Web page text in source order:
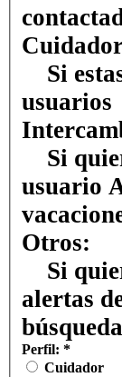
Si
usuarios
Si
usuario
Otros:
Si
alertas
Perfil: *
Cuidador